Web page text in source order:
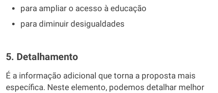
para ampliar o acesso à educação
para diminuir desigualdades
5. Detalhamento
É a informação adicional que torna a proposta mais
específica. Neste elemento, podemos detalhar melhor